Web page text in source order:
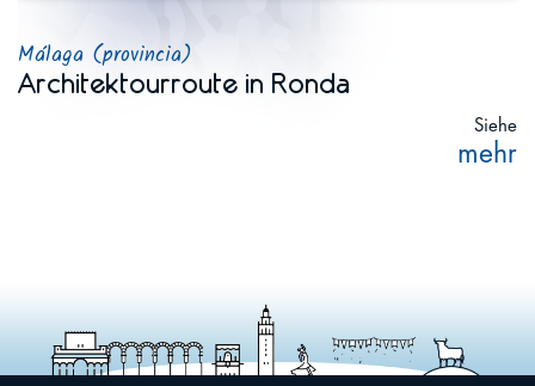
Málaga (provincia)
Architektourroute in Ronda
Siehe
mehr